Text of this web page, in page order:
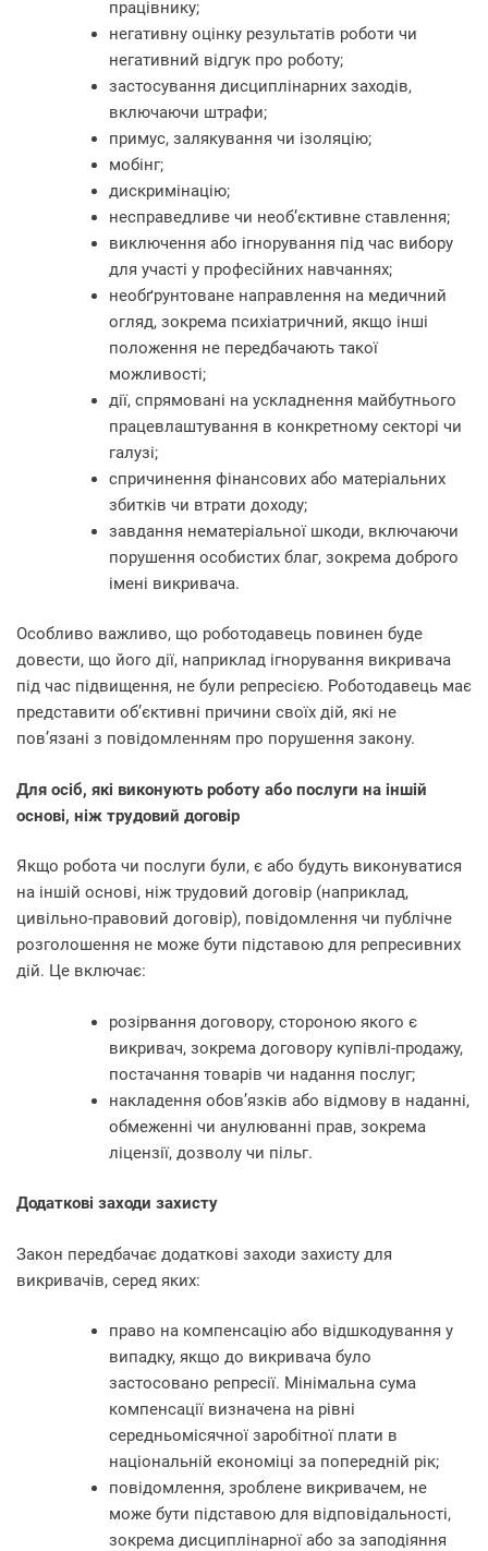
працівнику;
негативну оцінку результатів роботи чи
негативний відгук про роботу;
застосування дисциплінарних заходів,
включаючи штрафи;
примус, залякування чи ізоляцію;
мобінг;
дискримінацію;
несправедливе чи необ’єктивне ставлення;
виключення або ігнорування під час вибору
для участі у професійних навчаннях;
необґрунтоване направлення на медичний
огляд, зокрема психіатричний, якщо інші
положення не передбачають такої
можливості;
дії, спрямовані на ускладнення майбутнього
працевлаштування в конкретному секторі чи
галузі;
спричинення фінансових або матеріальних
збитків чи втрати доходу;
завдання нематеріальної шкоди, включаючи
порушення особистих благ, зокрема доброго
імені викривача.
Особливо важливо, що роботодавець повинен буде
довести, що його дії, наприклад ігнорування викривача
під час підвищення, не були репресією. Роботодавець має
представити об’єктивні причини своїх дій, які не
пов’язані з повідомленням про порушення закону.
Для осіб, які виконують роботу або послуги на іншій
основі, ніж трудовий договір
Якщо робота чи послуги були, є або будуть виконуватися
на іншій основі, ніж трудовий договір (наприклад,
цивільно-правовий договір), повідомлення чи публічне
розголошення не може бути підставою для репресивних
дій. Це включає:
розірвання договору, стороною якого є
викривач, зокрема договору купівлі-продажу,
постачання товарів чи надання послуг;
накладення обов’язків або відмову в наданні,
обмеженні чи анулюванні прав, зокрема
ліцензії, дозволу чи пільг.
Додаткові заходи захисту
Закон передбачає додаткові заходи захисту для
викривачів, серед яких:
право на компенсацію або відшкодування у
випадку, якщо до викривача було
застосовано репресії. Мінімальна сума
компенсації визначена на рівні
середньомісячної заробітної плати в
національній економіці за попередній рік;
повідомлення, зроблене викривачем, не
може бути підставою для відповідальності,
зокрема дисциплінарної або за заподіяння